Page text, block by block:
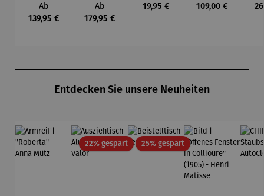
en
Regulärer Preis:
Ab
139,95 €
l
Regulärer Preis:
Ab
179,95 €
Vergrößer
Regulärer Preis:
19,95 €
Regulärer Preis:
109,00 €
Entdecken Sie unsere Neuheiten
22% gespartRabatt25% gespartRabatt